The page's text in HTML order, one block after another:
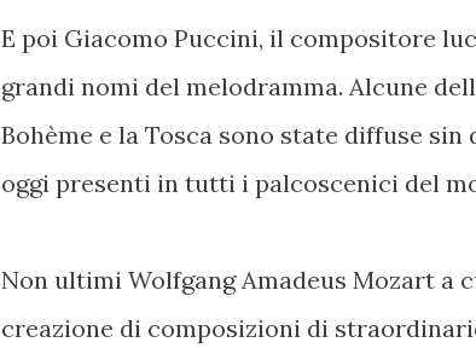
E poi Giacomo Puccini, il compositore
grandi nomi del melodramma. Alcune
Bohème e la Tosca sono state diffuse
oggi presenti in tutti i palcoscenici del
Non ultimi Wolfgang Amadeus Mozart a
creazione di composizioni di